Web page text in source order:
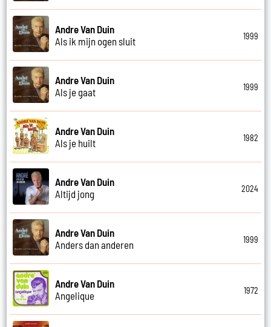
Andre Van Duin
Als ik mijn ogen sluit
1999
Andre Van Duin
Als je gaat
1999
Andre Van Duin
Als je huilt
1982
Andre Van Duin
Altijd jong
2024
Andre Van Duin
Anders dan anderen
1999
Andre Van Duin
Angelique
1972